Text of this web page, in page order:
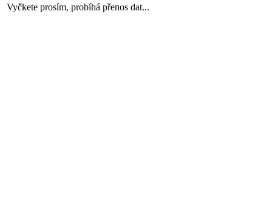
Vyčkete prosím, probíhá přenos dat...